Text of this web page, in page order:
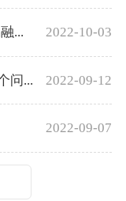
2022-10-03
...
2022-09-12
问...
2022-09-07